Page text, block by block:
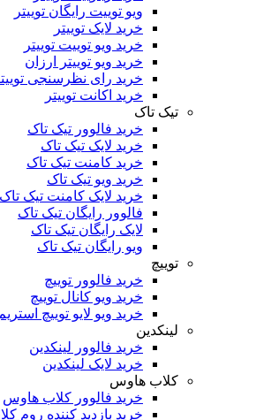
ویو توییت رایگان توییتر
خرید لایک توییتر
خرید ویو توییت توییتر
خرید ویو توییتر ارزان
خرید رای نظرسنجی توییتر
خرید اکانت توییتر
تیک تاک
خرید فالوور تیک تاک
خرید لایک تیک تاک
خرید کامنت تیک ‌تاک
خرید ویو تیک تاک
خرید لایک کامنت تیک تاک
فالوور رایگان تیک تاک
لایک رایگان تیک تاک
ویو رایگان تیک تاک
خرید فالوور توییچ
خرید ویو کانال توییچ
خرید ویو لایو توییچ استریم
لینکدین
خرید فالوور لینکدین
خرید لایک لینکدین
کلاب هاوس
خرید فالوور کلاب هاوس
خرید بازدید کننده روم کلاب هاوس